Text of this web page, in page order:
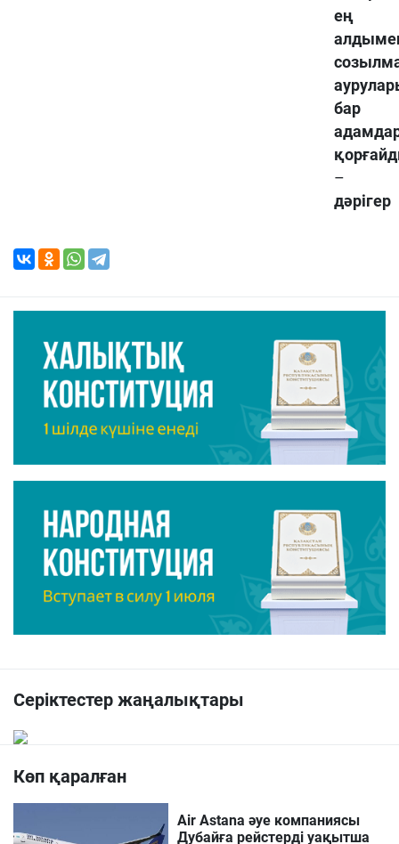
ең
бар
–
дәрігер
Серіктестер жаңалықтары
Көп қаралған
Air Astana әуе компаниясы
Дубайға рейстерді уақытша